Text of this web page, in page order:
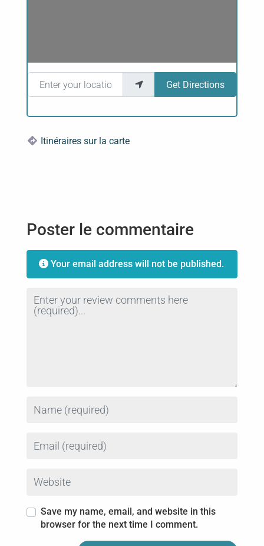
Enter your location
Get Directions
Itinéraires sur la carte
Poster le commentaire
Your email address will not be published.
Review text
Save my name, email, and website in this
browser for the next time I comment.